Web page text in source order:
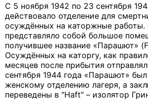
С 5 ноября 1942 по 23 сентября
действовало отделение для
осуждённых на каторжные работы.
представляло собой большое
получившее название «Парашют»
Осуждённых на каторгу, как
месяцев после прибытия
сентября 1944 года «Парашют»
женскому отделению лагеря, а
переведены в "Haft" – изолятор